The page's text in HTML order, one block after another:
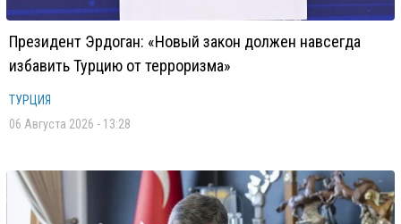
Президент Эрдоган: «Новый закон должен навсегда
избавить Турцию от терроризма»
ТУРЦИЯ
06 Августа 2026 - 13:28